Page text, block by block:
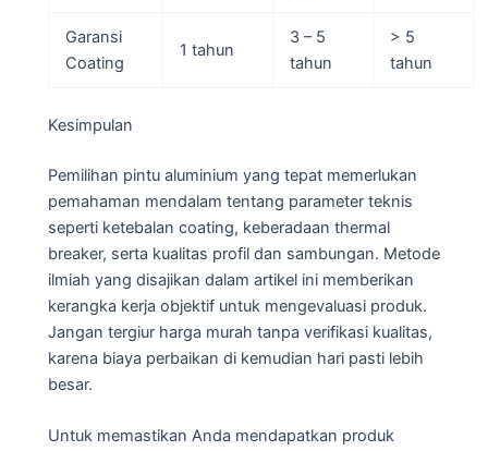
Garansi
Coating
1 tahun
3 – 5
tahun
> 5
tahun
Kesimpulan
Pemilihan pintu aluminium yang tepat memerlukan
pemahaman mendalam tentang parameter teknis
seperti ketebalan coating, keberadaan thermal
breaker, serta kualitas profil dan sambungan. Metode
ilmiah yang disajikan dalam artikel ini memberikan
kerangka kerja objektif untuk mengevaluasi produk.
Jangan tergiur harga murah tanpa verifikasi kualitas,
karena biaya perbaikan di kemudian hari pasti lebih
besar.
Untuk memastikan Anda mendapatkan produk